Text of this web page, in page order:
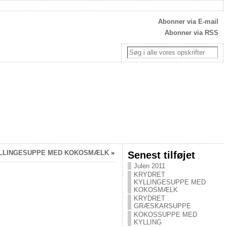
Abonner via E-mail
Abonner via RSS
MED KOKOSMÆLK» Senest tilføjet
Julen 2011
KRYDRET
KYLLINGESUPPE MED
KOKOSMÆLK
KRYDRET
GRÆSKARSUPPE
KOKOSSUPPE MED
KYLLING